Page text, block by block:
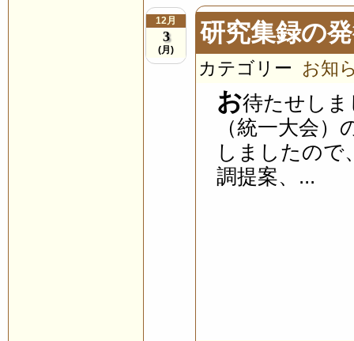
12月
3
(月)
研究集録の
カテゴリー お知
お待たせしま
（統一大会
しましたので
調提案、...